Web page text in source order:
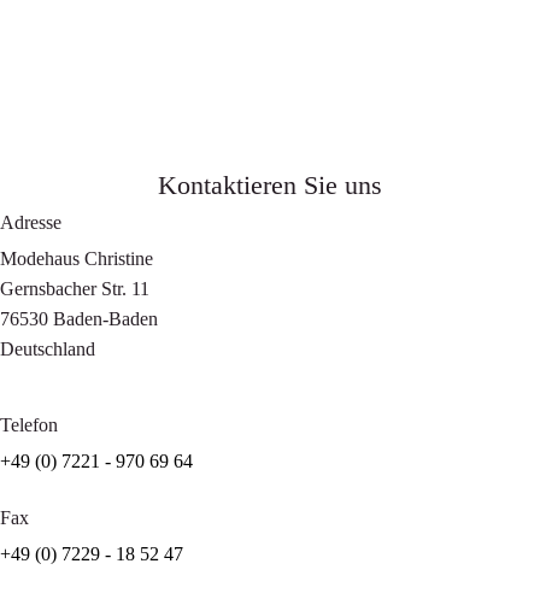
Kontaktieren Sie uns
Adresse
Modehaus Christine
Gernsbacher Str. 11
76530 Baden-Baden
Deutschland
Telefon
+49 (0) 7221 - 970 69 64
Fax
+49 (0) 7229 - 18 52 47